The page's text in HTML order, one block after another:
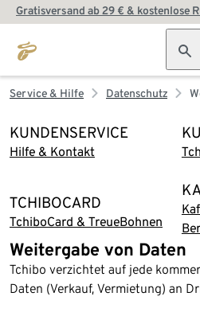
Gratisversand ab 29 € & kostenlose
Service & Hilfe Datenschutz
KUNDENSERVICE
Hilfe & Kontakt
TCHIBOCARD
TchiboCard & TreueBohnen
Weitergabe von Daten
Tchibo verzichtet auf jede
Daten (Verkauf, Vermietung) an